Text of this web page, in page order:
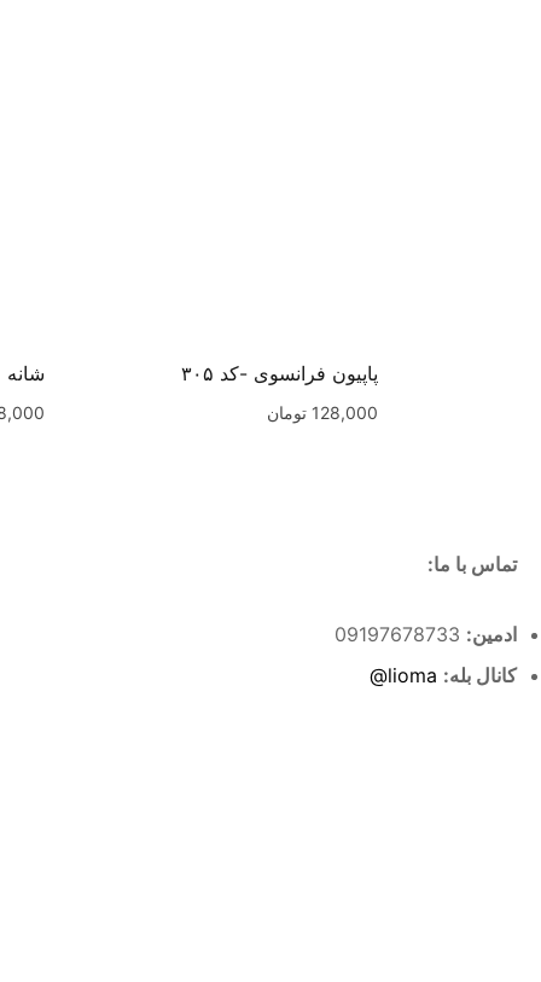
پاپیون فرانسوی -کد ۳۰۵
128,000 تومان
شانه
تماس با ما:
ادمین:
کانال بله: lioma@